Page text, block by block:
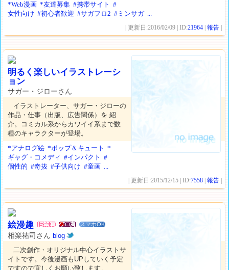
*Web漫画 *友達募集 #携帯サイト
#
女性向け #初心者歓迎 #サガフロ2 #ミンサガ ...
| 更新日:2016/02/09 | ID:21964 |報告
明るく楽しいイラストレーシ
ョン
サガー・ジローさん
イラストレーター、サガー・ジローの
作品・仕事（出版、広告関係）を 紹
介。コミカル系からカワイイ系まで数
種のキャラクターが登場。
*アナログ絵 *ポップ＆キュート
*
ギャグ・コメディ #インパクト
#
個性的 #奇抜 #子供向け #童画 ...
| 更新日:2015/12/15 | ID:7558 |報告
絵漫趣 スマホOK
相楽祐司さんblog
二次創作・オリジナル中心イラストサ
イトです。今後漫画もUPしていく予定
ですので宜しくお願い致します。